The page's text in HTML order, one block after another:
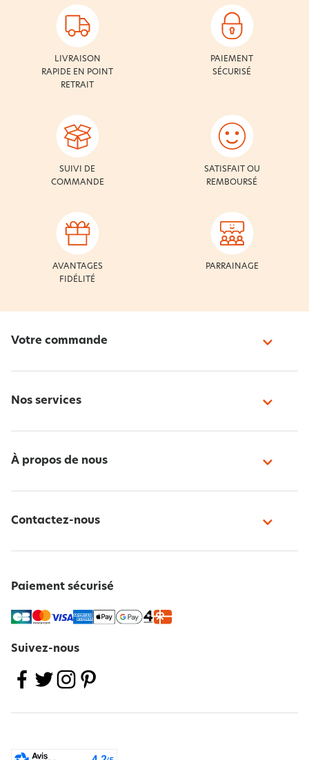
LIVRAISON
RAPIDE EN POINT
RETRAIT
PAIEMENT
SÉCURISÉ
SUIVI DE
COMMANDE
SATISFAIT OU
REMBOURSÉ
AVANTAGES
FIDÉLITÉ
PARRAINAGE
Votre commande
Nos services
À propos de nous
Contactez-nous
Paiement sécurisé
Suivez-nous